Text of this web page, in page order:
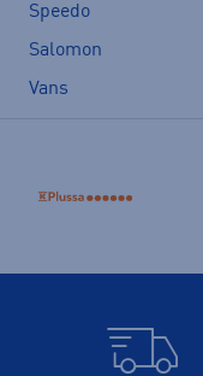
Speedo
Salomon
Vans